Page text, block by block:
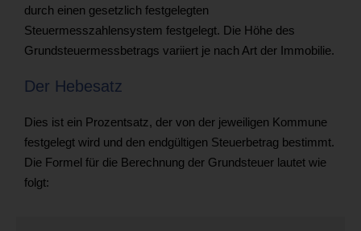
durch einen gesetzlich festgelegten
Steuermesszahlensystem festgelegt. Die Höhe des
Grundsteuermessbetrags variiert je nach Art der Immobilie.
Der Hebesatz
Dies ist ein Prozentsatz, der von der jeweiligen Kommune
festgelegt wird und den endgültigen Steuerbetrag bestimmt.
Die Formel für die Berechnung der Grundsteuer lautet wie
folgt: